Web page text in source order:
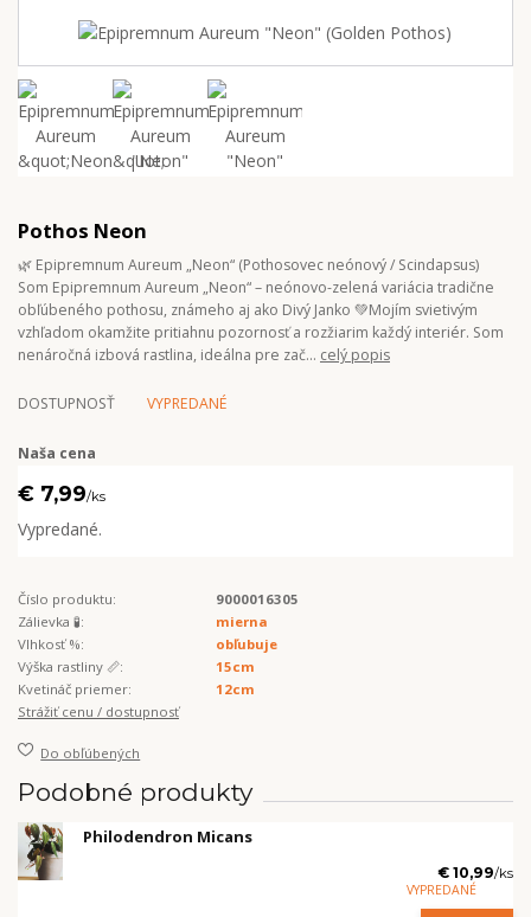
Pothos Neon
🌿 Epipremnum Aureum „Neon“ (Pothosovec neónový / Scindapsus)
Som Epipremnum Aureum „Neon“ – neónovo-zelená variácia tradične
obľúbeného pothosu, známeho aj ako Divý Janko 💚Mojím svietivým
vzhľadom okamžite pritiahnu pozornosť a rozžiarim každý interiér. Som
nenáročná izbová rastlina, ideálna pre zač... celý popis
DOSTUPNOSŤ VYPREDANÉ
Naša cena
€ 7,99/ks
Vypredané.
Číslo produktu:
9000016305
Zálievka 🧪:
mierna
Vlhkosť %:
obľubuje
Výška rastliny 📏:
15cm
Kvetináč priemer:
12cm
Strážiť cenu / dostupnosť
Do obľúbených
Podobné produkty
Philodendron Micans
€ 10,99/ks
VYPREDANÉ